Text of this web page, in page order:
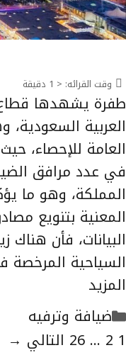
وقت القرائه: < 1 دقيقة
طفرة يشهدها
العربية السعودية،
العامة للإحصاء،
في عدد مرافق
المملكة، وهو ما
المعنية بتنويع
البيانات، فأن
السياحية
المزيد
التصنيفات
ضيافة وترفيه
الصفحة
1 الصفحة
2
... الصفحة
26 التالي →